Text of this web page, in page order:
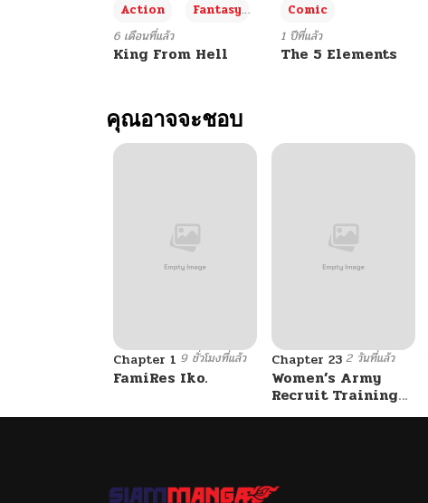
ตอนที่ 100
ตอนที่ 98
ตอนที่ 94
ตอนที่ 93
Action Fantasy
6 เดือนที่แล้ว
King From Hell
Comic
1 ปีที่แล้ว
The 5 Elements
คุณอาจจะชอบ
Chapter 1 9 ชั่วโมงที่แล้ว
FamiRes Iko.
Chapter 23 2 วันที่แล้ว
Women’s Army
Recruit Training
Center